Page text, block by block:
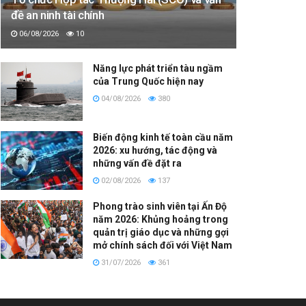
đề an ninh tài chính
06/08/2026 10
Năng lực phát triển tàu ngầm
của Trung Quốc hiện nay
04/08/2026 380
Biến động kinh tế toàn cầu năm
2026: xu hướng, tác động và
những vấn đề đặt ra
02/08/2026 137
Phong trào sinh viên tại Ấn Độ
năm 2026: Khủng hoảng trong
quản trị giáo dục và những gợi
mở chính sách đối với Việt Nam
31/07/2026 361